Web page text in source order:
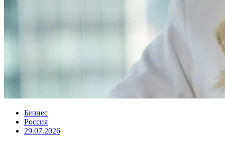
Бизнес
Россия
29.07.2026